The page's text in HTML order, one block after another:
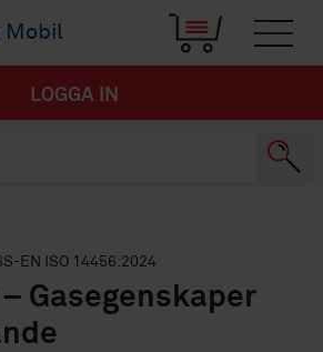
LOGGA IN
EN ISO 14456:2024
Gasegenskaper